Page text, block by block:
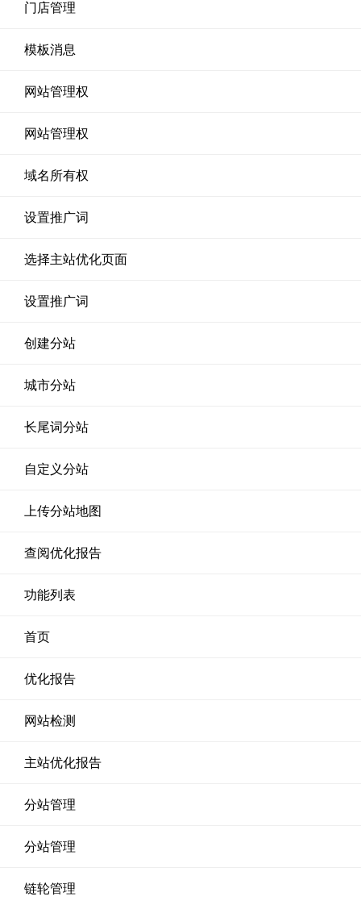
门店管理
模板消息
网站管理权
网站管理权
域名所有权
设置推广词
选择主站优化页面
设置推广词
创建分站
城市分站
长尾词分站
自定义分站
上传分站地图
查阅优化报告
功能列表
首页
优化报告
网站检测
主站优化报告
分站管理
分站管理
链轮管理